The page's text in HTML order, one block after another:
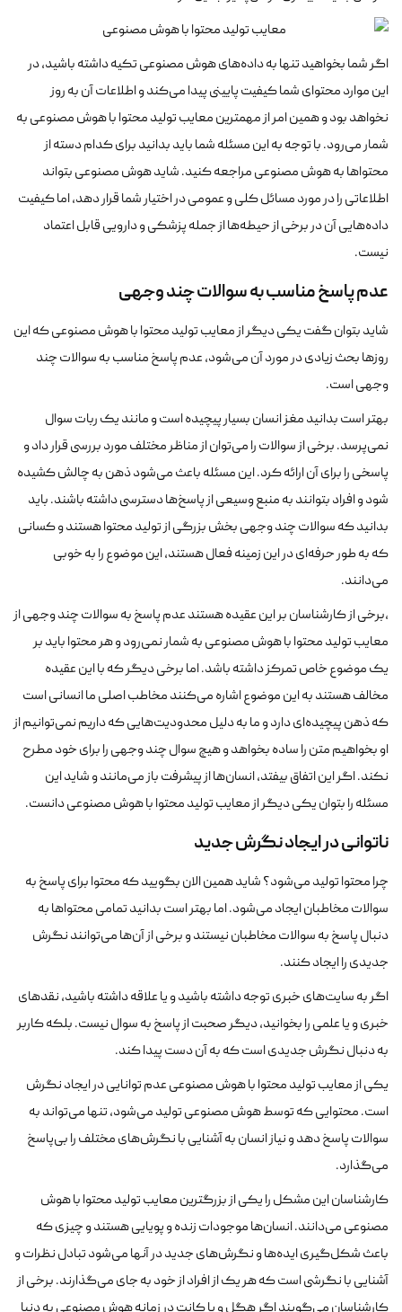
اگر شما بخواهید تنها به داده‌های هوش مصنوعی تکیه داشته باشید، در
این موارد محتوای شما کیفیت پایینی پیدا می‌کند و اطلاعات آن به روز
نخواهد بود و همین امر از مهمترین معایب تولید محتوا با هوش مصنوعی به
شمار می‌رود. با توجه به این مسئله شما باید بدانید برای کدام دسته از
محتواها به هوش مصنوعی مراجعه کنید. شاید هوش مصنوعی بتواند
اطلاعاتی را در مورد مسائل کلی و عمومی در اختیار شما قرار دهد، اما کیفیت
داده‌هایی آن در برخی از حیطه‌ها از جمله پزشکی و دارویی قابل اعتماد
نیست.
عدم پاسخ مناسب به سوالات چند وجهی
شاید بتوان گفت یکی دیگر از معایب تولید محتوا با هوش مصنوعی که این
روزها بحث زیادی در مورد آن می‌شود، عدم پاسخ مناسب به سوالات چند
وجهی است.
بهتر است بدانید مغز انسان بسیار پیچیده است و مانند یک ربات سوال
نمی‌پرسد. برخی از سوالات را می‌توان از مناظر مختلف مورد بررسی قرار داد و
پاسخی را برای آن ارائه کرد. این مسئله باعث می‌شود ذهن به چالش کشیده
شود و افراد بتوانند به منبع وسیعی از پاسخ‌ها دسترسی داشته باشند. باید
بدانید که سوالات چند وجهی بخش بزرگی از تولید محتوا هستند و کسانی
که به طور حرفه‌ای در این زمینه فعال هستند، این موضوع را به خوبی
می‌دانند.
،برخی از کارشناسان بر این عقیده هستند عدم پاسخ به سوالات چند وجهی از
معایب تولید محتوا با هوش مصنوعی به شمار نمی‌رود و هر محتوا باید بر
یک موضوع خاص تمرکز داشته باشد. اما برخی دیگر که با این عقیده
مخالف هستند به این موضوع اشاره می‌کنند مخاطب اصلی ما انسانی است
که ذهن پیچیده‌ای دارد و ما به دلیل محدودیت‌هایی که داریم نمی‌توانیم از
او بخواهیم متن را ساده بخواهد و هیچ سوال چند وجهی را برای خود مطرح
نکند. اگر این اتفاق بیفتد، انسان‌ها از پیشرفت باز می‌مانند و شاید این
مسئله را بتوان یکی دیگر از معایب تولید محتوا با هوش مصنوعی دانست.
ناتوانی در ایجاد نگرش جدید
چرا محتوا تولید می‌شود؟ شاید همین الان بگویید که محتوا برای پاسخ به
سوالات مخاطبان ایجاد می‌شود. اما بهتر است بدانید تمامی محتواها به
دنبال پاسخ به سوالات مخاطبان نیستند و برخی از آن‌ها می‌توانند نگرش
جدیدی را ایجاد کنند.
اگر به سایت‌های خبری توجه داشته باشید و یا علاقه داشته باشید، نقدهای
خبری و یا علمی را بخوانید، دیگر صحبت از پاسخ به سوال نیست. بلکه کاربر
به دنبال نگرش جدیدی است که به آن دست پیدا کند.
یکی از معایب تولید محتوا با هوش مصنوعی عدم توانایی در ایجاد نگرش
است. محتوایی که توسط هوش مصنوعی تولید می‌شود، تنها می‌تواند به
سوالات پاسخ دهد و نیاز انسان به آشنایی با نگرش‌های مختلف را بی‌پاسخ
می‌گذارد.
کارشناسان این مشکل را یکی از بزرگترین معایب تولید محتوا با هوش
مصنوعی می‌دانند. انسان‌ها موجودات زنده و پویایی هستند و چیزی که
باعث شکل‌گیری ایده‌ها و نگرش‌های جدید در آنها می‌شود تبادل نظرات و
آشنایی با نگرشی است که هر یک از افراد از خود به جای می‌گذارند. برخی از